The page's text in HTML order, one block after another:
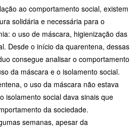
ao comportamento social, existem
solidária e necessária para o
o uso de máscara, higienização das
Desde o início da quarentena, dessas
consegue analisar o comportamento
da máscara e o isolamento social.
o uso da máscara não estava
isolamento social dava sinais que
da sociedade.
semanas, apesar da